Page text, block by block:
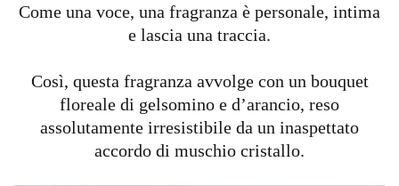
Come una voce, una fragranza è personale, intima
e lascia una traccia.
Così, questa fragranza avvolge con un bouquet
floreale di gelsomino e d’arancio, reso
assolutamente irresistibile da un inaspettato
accordo di muschio cristallo.